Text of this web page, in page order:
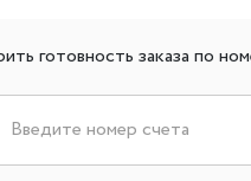
готовность заказа по